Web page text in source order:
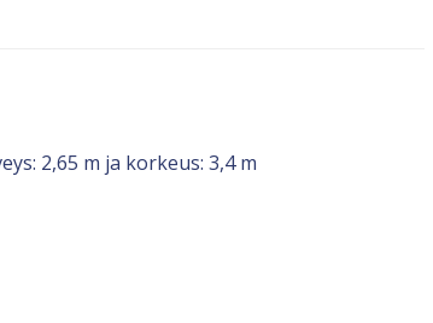
2,65 m ja korkeus: 3,4 m